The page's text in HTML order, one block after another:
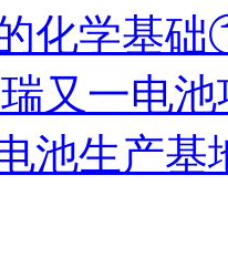
化学基
又一电
池生产基